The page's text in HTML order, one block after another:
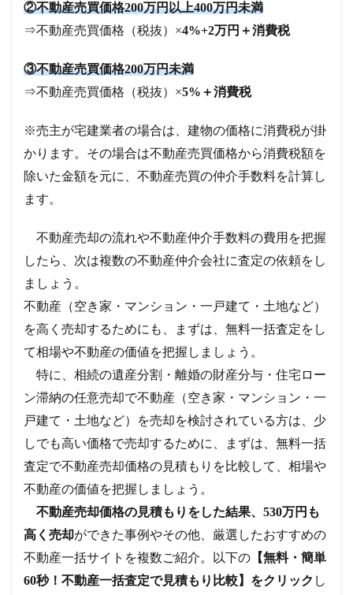
②不動産売買価格200万円以上400万円未満
⇒不動産売買価格（税抜）×4%+2万円＋消費税
③不動産売買価格200万円未満
⇒不動産売買価格（税抜）×5%＋消費税
※売主が宅建業者の場合は、建物の価格に消費税が掛
かります。その場合は不動産売買価格から消費税額を
除いた金額を元に、不動産売買の仲介手数料を計算し
ます。
不動産売却の流れや不動産仲介手数料の費用を把握
したら、次は複数の不動産仲介会社に査定の依頼をし
ましょう。
不動産（空き家・マンション・一戸建て・土地など）
を高く売却するためにも、
まずは、無料一括査定をし
て相場や不動産の価値を把握しましょう。
特に、相続の遺産分割・離婚の財産分与・住宅ロー
ン滞納の任意売却で不動産（空き家・マンション・一
戸建て・土地など）を売却を検討されている方は、少
しでも高い価格で売却するために、まずは、無料一括
査定で不動産売却価格の見積もりを比較して、相場や
不動産の価値を把握しましょう。
不動産売却価格の見積もりをした結果、530万円も
高く売却ができた事例やその他、厳選したおすすめの
不動産一括サイトを複数ご紹介。
以下の 【無料・簡単
60秒！不動産一括査定で見積もり比較】をクリック し